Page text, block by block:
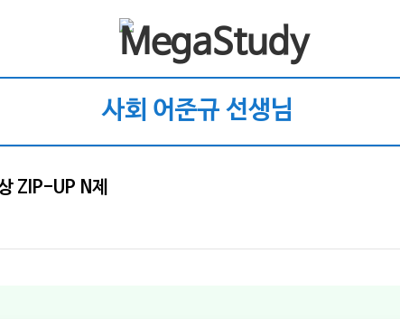
사회 어준규 선생님
ZIP-UP N제